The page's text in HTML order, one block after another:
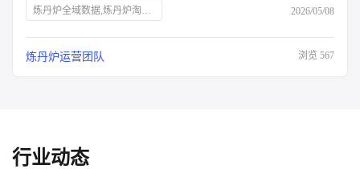
炼丹炉全域数据,炼丹炉淘系数据分析 2026/05/08
炼丹炉运营团队 浏览 567
行业动态